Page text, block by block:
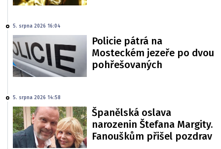
5. srpna 2026 16:04
Policie pátrá na
Mosteckém jezeře po dvou
pohřešovaných
5. srpna 2026 14:58
Španělská oslava
narozenin Štefana Margity.
Fanouškům přišel pozdrav